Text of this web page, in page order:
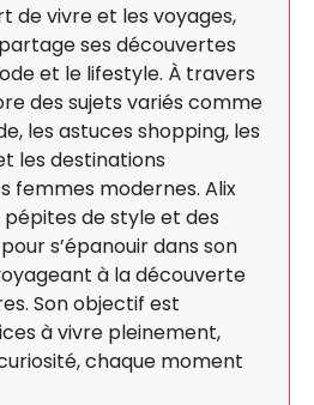
de vivre et les voyages,
ses découvertes
et le lifestyle. À travers
des sujets variés comme
les astuces shopping, les
les destinations
femmes modernes. Alix
de style et des
s’épanouir dans son
à la découverte
Son objectif est
à vivre pleinement,
chaque moment